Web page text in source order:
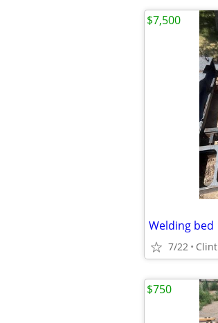
Welding bed
7/22 Clint
$7,500
$750